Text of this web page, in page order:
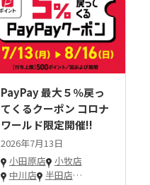
PayPay 最大５％戻っ
てくるクーポン コロナ
ワールド限定開催!!
2026年7月13日
小田原店
小牧店
中川店
半田店…